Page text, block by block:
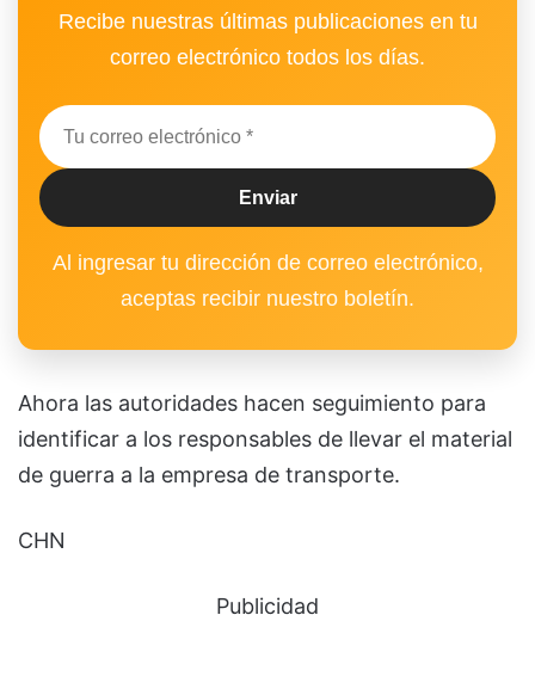
Recibe nuestras últimas publicaciones en tu
correo electrónico todos los días.
Al ingresar tu dirección de correo electrónico,
aceptas recibir nuestro boletín.
Ahora las autoridades hacen seguimiento para
identificar a los responsables de llevar el material
de guerra a la empresa de transporte.
CHN
Publicidad